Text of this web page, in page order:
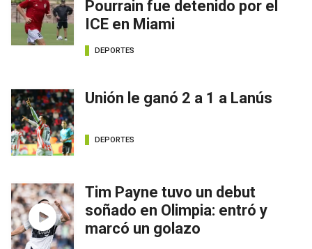
Pourrain fue detenido por el
ICE en Miami
DEPORTES
Unión le ganó 2 a 1 a Lanús
DEPORTES
Tim Payne tuvo un debut
soñado en Olimpia: entró y
marcó un golazo